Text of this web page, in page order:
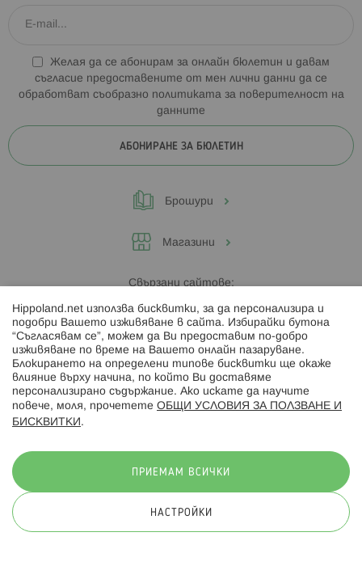
Желая да се абонирам за онлайн бюлетин и давам
съгласие предоставените от мен лични данни да се
обработват съобразно политиката за поверителност на
данните
АБОНИРАНЕ ЗА БЮЛЕТИН
Брошури
Магазини
Свързани сайтове:
Hippoland.ro
Последвайте ни:
© 2026 Hippoland.net. Всички права запазени
Hippoland.net използва бисквитки, за да персонализира и
подобри Вашето изживяване в сайта. Избирайки бутона
“Съгласявам се”, можем да Ви предоставим по-добро
изживяване по време на Вашето онлайн пазаруване.
Блокирането на определени типове бисквитки ще окаже
влияние върху начина, по който Ви доставяме
персонализирано съдържание. Ако искате да научите
повече, моля, прочетете ОБЩИ УСЛОВИЯ ЗА ПОЛЗВАНЕ И
БИСКВИТКИ .
ПРИЕМАМ ВСИЧКИ
НАСТРОЙКИ